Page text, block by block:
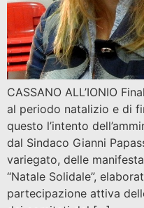
CASSANO ALL’IONIO
al periodo natalizio e di
questo l’intento
dal Sindaco Gianni
variegato, delle
“Natale Solidale”,
partecipazione attiva